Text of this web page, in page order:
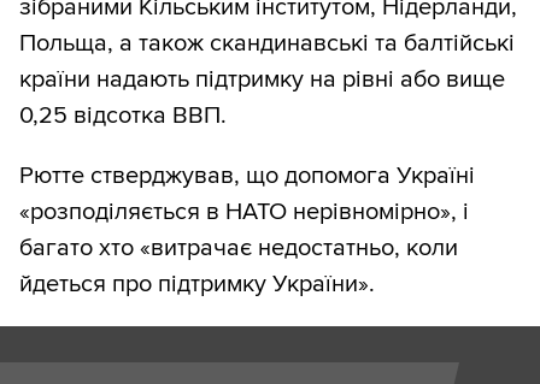
зібраними Кільським інститутом, Нідерланди,
Польща, а також скандинавські та балтійські
країни надають підтримку на рівні або вище
0,25 відсотка ВВП.
Рютте стверджував, що допомога Україні
«розподіляється в НАТО нерівномірно», і
багато хто «витрачає недостатньо, коли
йдеться про підтримку України».